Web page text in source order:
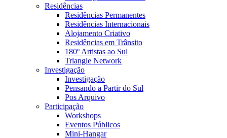
Residências
Residências Permanentes
Residências Internacionais
Alojamento Criativo
Residências em Trânsito
180º Artistas ao Sul
Triangle Network
Investigação
Investigação
Pensando a Partir do Sul
Pos Arquivo
Participação
Workshops
Eventos Públicos
Mini-Hangar